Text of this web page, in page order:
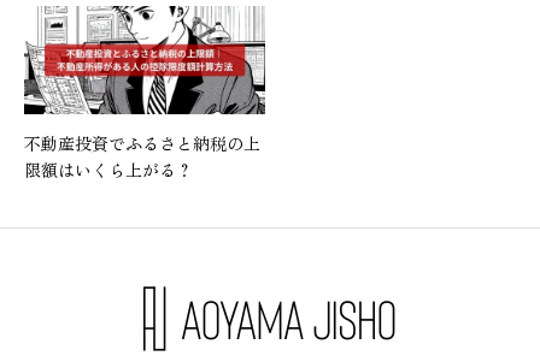
不動産投資でふるさと納税の上
限額はいくら上がる？